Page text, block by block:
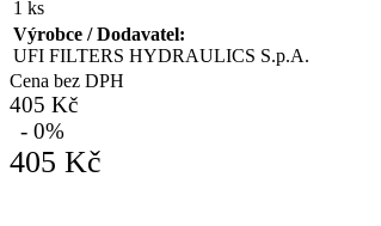
1 ks
Výrobce / Dodavatel:
UFI FILTERS HYDRAULICS S.p.A.
Cena bez DPH
405 Kč
- 0%
405 Kč